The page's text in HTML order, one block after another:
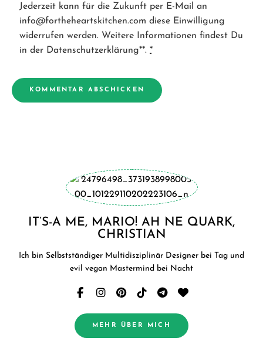
Jederzeit kann für die Zukunft per E-Mail an
info@fortheheartskitchen.com diese Einwilligung
widerrufen werden. Weitere Informationen findest Du
in der Datenschutzerklärung**. *
IT’S-A ME, MARIO! AH NE QUARK,
CHRISTIAN
Ich bin Selbstständiger Multidisziplinär Designer bei Tag und
evil vegan Mastermind bei Nacht
MEHR ÜBER MICH